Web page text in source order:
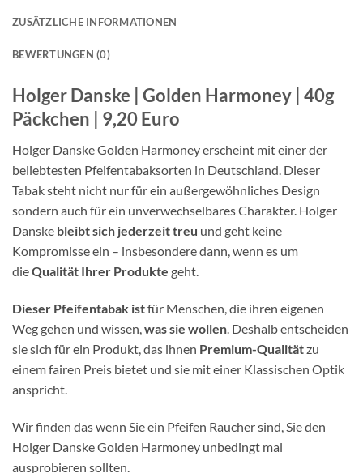
ZUSÄTZLICHE INFORMATIONEN
BEWERTUNGEN (0)
Holger Danske | Golden Harmoney | 40g
Päckchen | 9,20 Euro
Holger Danske Golden Harmoney erscheint mit einer der
beliebtesten Pfeifentabaksorten in Deutschland. Dieser
Tabak steht nicht nur für ein außergewöhnliches Design
sondern auch für ein unverwechselbares Charakter. Holger
Danske bleibt sich jederzeit treu und geht keine
Kompromisse ein – insbesondere dann, wenn es um
dieQualität Ihrer Produkte geht.
Dieser Pfeifentabak istfür Menschen, die ihren eigenen
Weg gehen und wissen,was sie wollen. Deshalb entscheiden
sie sich für ein Produkt, das ihnen Premium-Qualitätzu
einem fairen Preis bietet und sie mit einer Klassischen Optik
anspricht.
Wir finden das wenn Sie ein Pfeifen Raucher sind, Sie den
Holger Danske Golden Harmoney unbedingt mal
ausprobieren sollten.